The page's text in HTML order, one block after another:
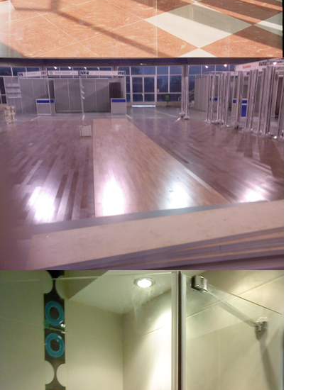
KRALJICE KATARINE
Klikni za veći prikaz
BEOGRADSKI SAJAM